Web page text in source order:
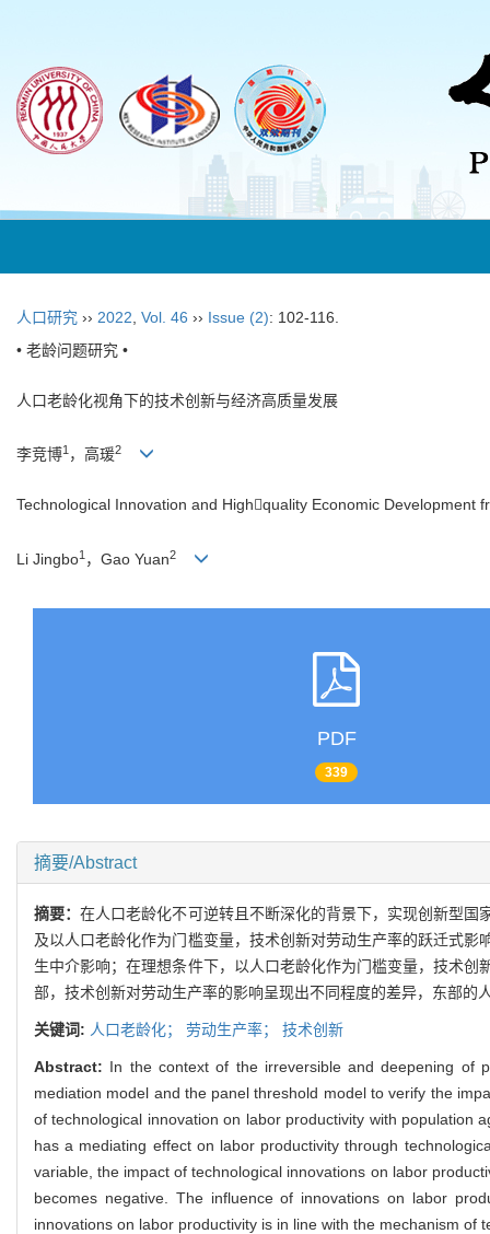
人口研究 ›› 2022 Vol. 46 ›› Issue (2): 102-116.
• 老龄问题研究 •
人口老龄化视角下的技术创新与经济高质量发展
李竞博1 ，高瑗2
Technological Innovation and Highquality Economic Development
Li Jingbo1 ，Gao Yuan2
PDF
339
摘要/Abstract
摘要：在人口老龄化不可逆转且不断深化的背景下，实现创新型
及以人口老龄化作为门槛变量，技术创新对劳动生产率的跃迁式
生中介影响；在理想条件下，以人口老龄化作为门槛变量，技术
部，技术创新对劳动生产率的影响呈现出不同程度的差异，东部
关键词: 人口老龄化； 劳动生产率； 技术创新
Abstract: In the context of the irreversible and deepening of
mediation model and the panel threshold model to verify the
of technological innovation on labor productivity with population
has a mediating effect on labor productivity through
variable, the impact of technological innovations on labor
becomes negative. The influence of innovations on labor
innovations on labor productivity is in line with the mechanism of